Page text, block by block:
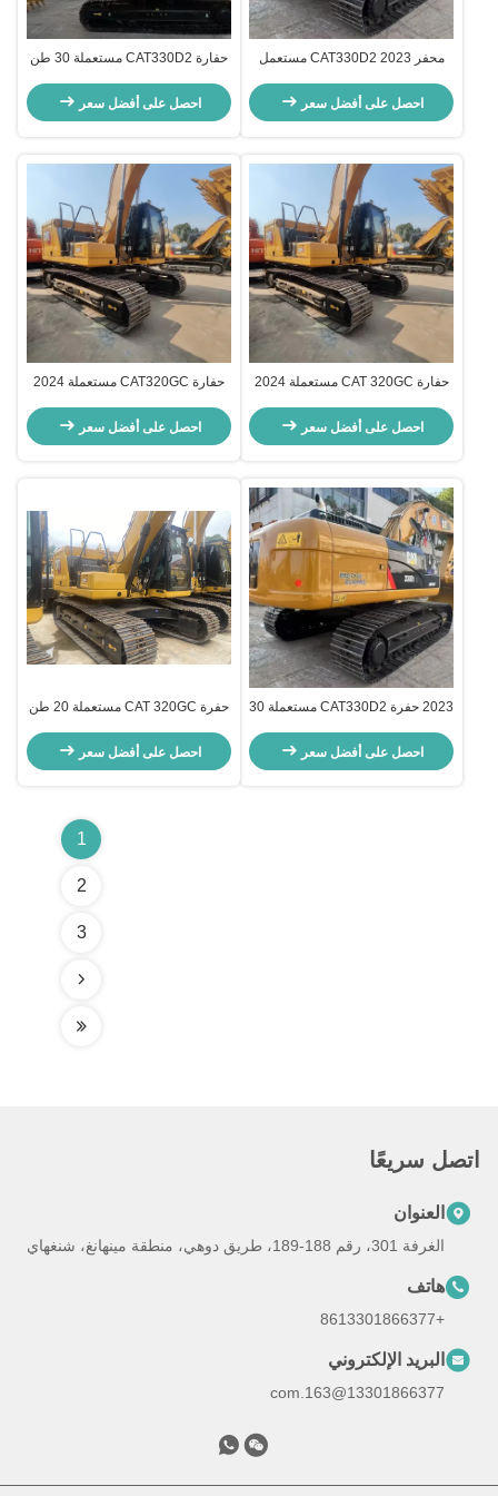
محفر 2023 CAT330D2 مستعمل
احصل على أفضل سعر
حفارة CAT330D2 مستعملة 30 طن
احصل على أفضل سعر
حفارة CAT 320GC مستعملة 2024
للبيع
احصل على أفضل سعر
حفارة CAT320GC مستعملة 2024
احصل على أفضل سعر
2023 حفرة CAT330D2 مستعملة 30
احصل على أفضل سعر
حفرة CAT 320GC مستعملة 20 طن
احصل على أفضل سعر
1
2
3
اتصل سريعًا
العنوان
الغرفة 301، رقم 188-189، طريق دوهي، منطقة مينهانغ، شنغهاي
هاتف
+8613301866377
البريد الإلكتروني
13301866377@163.com